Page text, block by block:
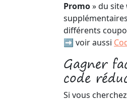
Promo» du
différents
➡️ voir aussi
Gagner
code
Si vous